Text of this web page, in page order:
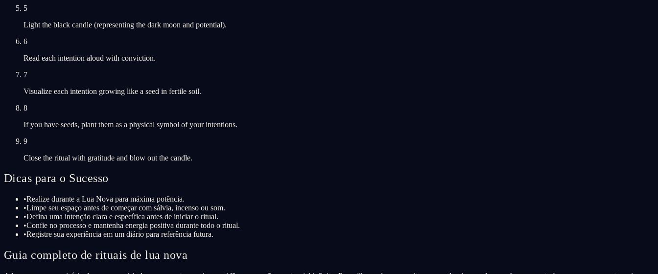
5
Light the black candle (representing the dark moon and potential).
6
Read each intention aloud with conviction.
7
Visualize each intention growing like a seed in fertile soil.
8
If you have seeds, plant them as a physical symbol of your intentions.
9
Close the ritual with gratitude and blow out the candle.
Dicas para o Sucesso
•Realize durante a Lua Nova para máxima potência.
•Limpe seu espaço antes de começar com sálvia, incenso ou som.
•Defina uma intenção clara e específica antes de iniciar o ritual.
•Confie no processo e mantenha energia positiva durante todo o ritual.
•Registre sua experiência em um diário para referência futura.
Guia completo de rituais de lua nova